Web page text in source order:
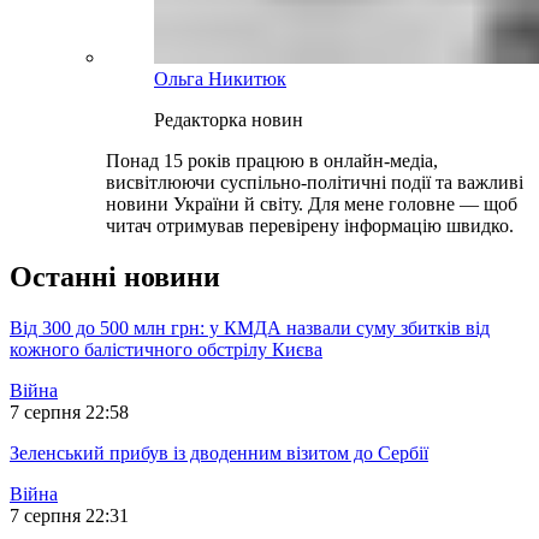
Ольга Никитюк
Редакторка новин
Понад 15 років працюю в онлайн-медіа,
висвітлюючи суспільно-політичні події та важливі
новини України й світу. Для мене головне — щоб
читач отримував перевірену інформацію швидко.
Останні новини
Від 300 до 500 млн грн: у КМДА назвали суму збитків від
кожного балістичного обстрілу Києва
Війна
7 серпня 22:58
Зеленський прибув із дводенним візитом до Сербії
Війна
7 серпня 22:31